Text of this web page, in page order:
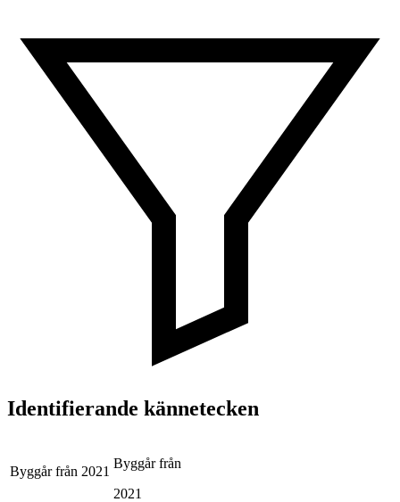
Identifierande kännetecken
Byggår från 2021
Byggår från
2021